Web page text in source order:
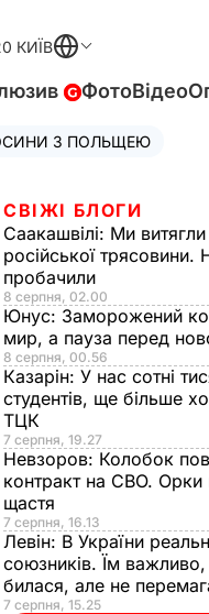
КИЇВ
ФотоВідео
З ПОЛЬЩЕЮ
СВІЖІ БЛОГИ
Саакашвілі: Ми
російської
пробачили
8 серпня, 02.00
Юнус: Заморожений
мир, а пауза перед
8 серпня, 00.56
Казарін: У нас сотні
студентів, ще більше
ТЦК
7 серпня, 19.27
Невзоров: Колобок
контракт на СВО. Орки
щастя
7 серпня, 16.13
Левін: В України
союзників. Їм
билася, але не
7 серпня, 15.25